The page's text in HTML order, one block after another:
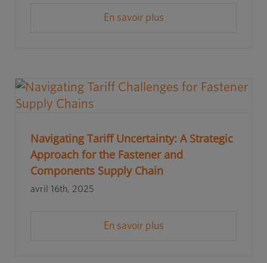
En savoir plus
Navigating Tariff Uncertainty: A Strategic
Approach for the Fastener and
Components Supply Chain
avril 16th, 2025
En savoir plus